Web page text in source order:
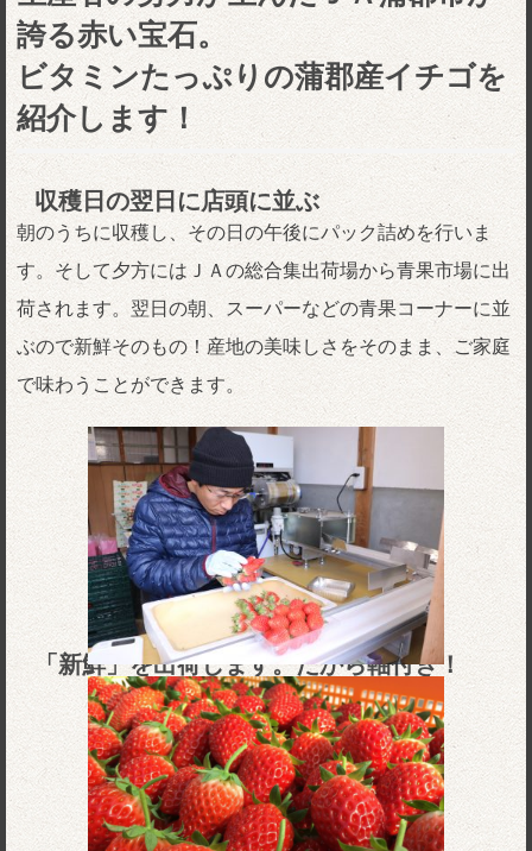
誇る赤い宝石。
ビタミンたっぷりの蒲郡産イチゴを
紹介します！
収穫日の翌日に店頭に並ぶ
朝のうちに収穫し、その日の午後にパック詰めを行いま
す。そして夕方にはＪＡの総合集出荷場から青果市場に出
荷されます。翌日の朝、スーパーなどの青果コーナーに並
ぶので新鮮そのもの！産地の美味しさをそのまま、ご家庭
で味わうことができます。
「新鮮」を出荷します。だから軸付き！